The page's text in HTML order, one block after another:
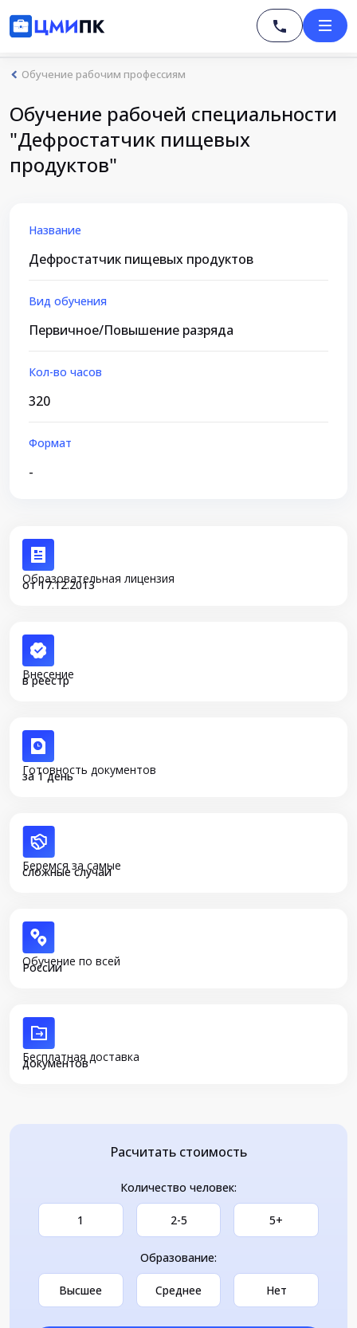
Обучение рабочим профессиям
Обучение рабочей специальности
"Дефростатчик пищевых
продуктов"
Название
Дефростатчик пищевых продуктов
Вид обучения
Первичное/Повышение разряда
Кол-во часов
320
Формат
-
Образовательная лицензия
от 17.12.2013
Внесение
в реестр
Готовность документов
за 1 день
Беремся за самые
сложные случаи
Обучение по всей
России
Бесплатная доставка
документов
Расчитать стоимость
Количество человек:
1 2-5 5+
Образование:
Высшее Среднее Нет